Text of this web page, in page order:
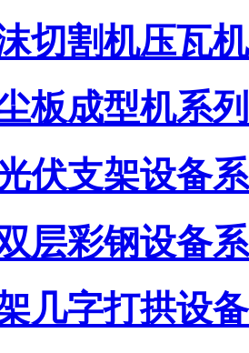
切割机压瓦
板成型机系列
伏支架设备
层彩钢设备
几字打拱设